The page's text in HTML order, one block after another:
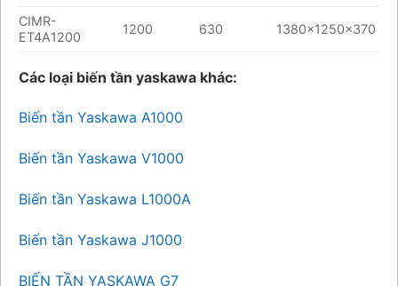
CIMR-
ET4A1200
1200 630 1380x1250x370
Các loại biến tần yaskawa khác:
Biến tần Yaskawa A1000
Biến tần Yaskawa V1000
Biến tần Yaskawa L1000A
Biến tần Yaskawa J1000
BIẾN TẦN YASKAWA G7